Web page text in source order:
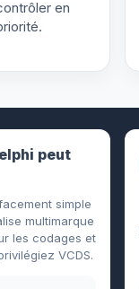
en
peut
simple
multimarque
les codages et
VCDS.